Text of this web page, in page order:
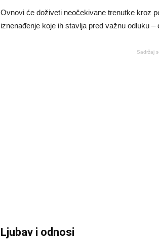
Ovnovi će doživeti neočekivane trenutke kroz
iznenađenje koje ih stavlja pred važnu odluku
Sadržaj
Ljubav i odnosi